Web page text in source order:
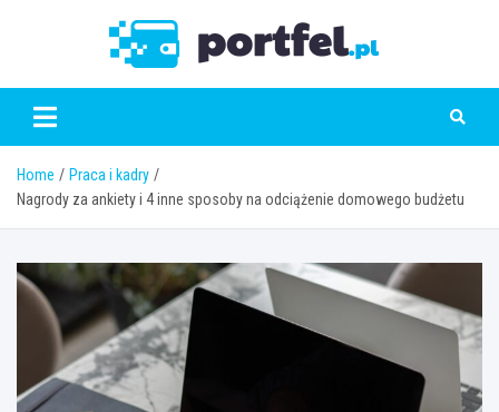
Home
Praca i kadry
Nagrody za ankiety i 4 inne sposoby na odciążenie domowego budżetu